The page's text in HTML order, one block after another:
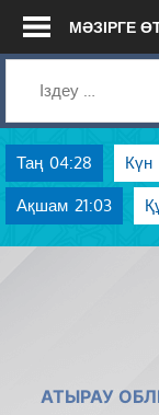
Skip
МӘЗІРГЕ
Таң 04:28 Күн
Ақшам 21:03
АТЫРАУ